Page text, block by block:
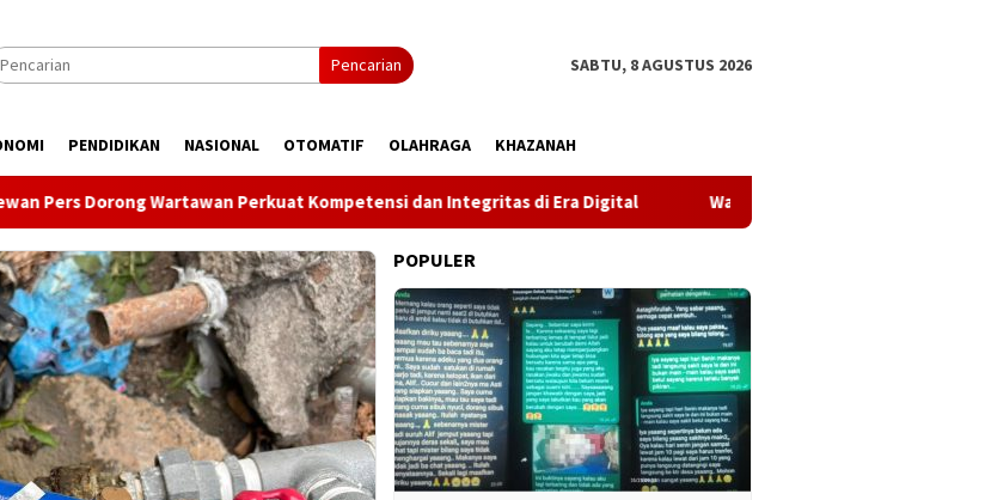
Pencarian SABTU, 8 AGUSTUS 2026
PENDIDIKAN NASIONAL OTOMATIF OLAHRAGA KHAZANAH
Dorong Wartawan Perkuat Kompetensi dan Integritas di Era Digital Wakil Gubernur Reny: Cegah Stunting
POPULER